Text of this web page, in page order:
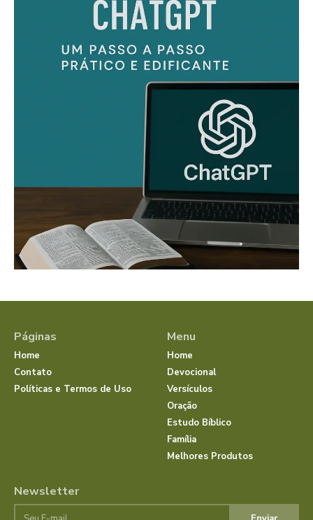
Páginas
Home
Contato
Políticas e Termos de Uso
Menu
Home
Devocional
Versículos
Oração
Estudo Bíblico
Família
Melhores Produtos
Newsletter